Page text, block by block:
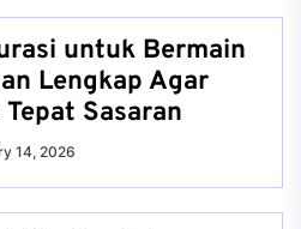
untuk Bermain
Lengkap Agar
Sasaran
14, 2026